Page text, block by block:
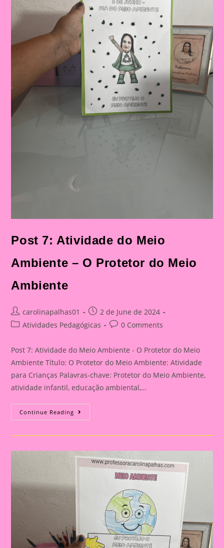
Post 7: Atividade do Meio
Ambiente – O Protetor do Meio
Ambiente
Post
author:
carolinapalhas01
Post
published:
2 de June de 2024
PostAtividades Pedagógicas
Post0 Comments
Post 7: Atividade do Meio Ambiente - O Protetor do Meio
Ambiente Título: O Protetor do Meio Ambiente: Atividade
para Crianças Palavras-chave: Protetor do Meio Ambiente,
atividade infantil, educação ambiental,…
Continue Reading Post
7:
Do
–
O
Protetor
Do
Ambiente